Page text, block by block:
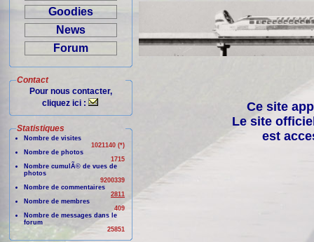
Goodies
News
Forum
Contact
Pour nous contacter,
cliquez ici :
Statistiques
Nombre de visites
1021140 (*)
Nombre de photos
1715
Nombre cumulÃ© de vues de
photos
9200339
Nombre de commentaires
2811
Nombre de membres
409
Nombre de messages dans le
forum
25851
Ce site
Le site
est